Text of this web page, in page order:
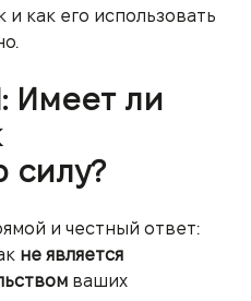
как его использовать
Имеет ли
силу?
и честный ответ:
не является
ваших